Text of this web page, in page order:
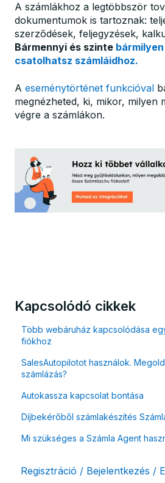
A számlákhoz a legtöbbször
dokumentumok is tartoznak:
szerződések, feljegyzések,
Bármennyi és szinte
csatolhatsz számláidhoz.
A eseménytörténet funkcióval
megnézheted, ki, mikor, milyen
végre a számlákon.
Kapcsolódó cikkek
Több webáruház kapcsolódása
fiókhoz
SalesAutopilotot használok.
számlázás?
Autokassza kapcsolat bontása
Díjbekérőből számlakészítés
Mi szükséges a Számla Agent
Regisztráció / Bejelentkezés /